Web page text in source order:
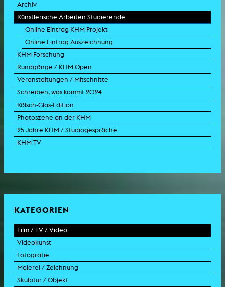
Archiv
Künstlerische Arbeiten Studierende
Online Eintrag KHM Projekt
Online Eintrag Auszeichnung
KHM Forschung
Rundgänge / KHM Open
Veranstaltungen / Mitschnitte
Schreiben, was kommt 2024
Kölsch-Glas-Edition
Photoszene an der KHM
25 Jahre KHM / Studiogespräche
KHM TV
KATEGORIEN
Film / TV / Video
Spielfilm
Dokumentarfilm
Doku-Drama
Animation
Videokunst
Experimentalfilm
Videoarbeit
Videoperformance
Fotografie
Fotoarbeit
Dokumentarfotografie
Malerei / Zeichnung
Malerei
Skulptur / Objekt